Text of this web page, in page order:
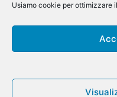
Usiamo cookie per ottimizzare
@ArsCommunication 2023